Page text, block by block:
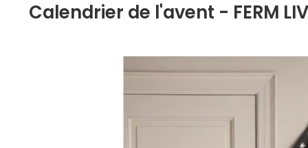
Calendrier de l'avent - FERM